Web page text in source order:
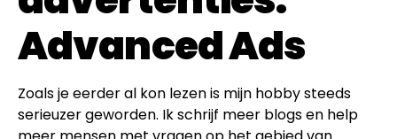
Advanced Ads
Zoals je eerder al kon lezen is mijn hobby steeds
serieuzer geworden. Ik schrijf meer blogs en help